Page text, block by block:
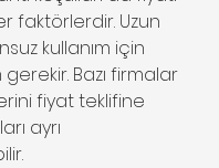
faktörlerdir. Uzun
kullanım için
gerekir. Bazı firmalar
fiyat teklifine
ayrı